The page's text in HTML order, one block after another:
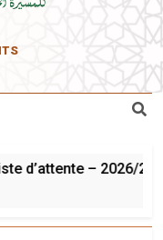
De
d’attente – 2026/